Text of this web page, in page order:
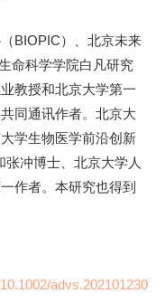
BIOPIC）、北京未来
命科学学院白凡研究
教授和北京大学第一
同通讯作者。北京大
学生物医学前沿创新
冲博士、北京大学人
作者。本研究也得到
advs.202101230